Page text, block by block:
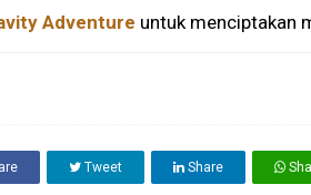
Adventure untuk menciptakan
Tweet Share